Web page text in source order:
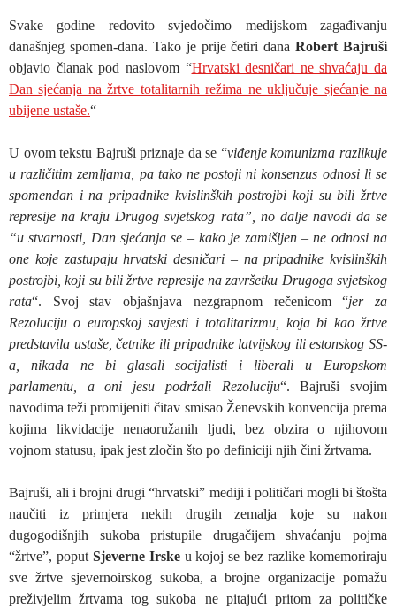
Svake godine redovito svjedočimo medijskom zagađivanju
današnjeg spomen-dana. Tako je prije četiri danaRobert Bajruši
objavio članak pod naslovom “Hrvatski desničari ne shvaćaju da
Dan sjećanja na žrtve totalitarnih režima ne uključuje sjećanje na
ubijene ustaše.“
U ovom tekstu Bajruši priznaje da se “viđenje komunizma razlikuje
u različitim zemljama, pa tako ne postoji ni konsenzus odnosi li se
spomendan i na pripadnike kvislinških postrojbi koji su bili žrtve
represije na kraju Drugog svjetskog rata”, no dalje navodi da se
“u stvarnosti, Dan sjećanja se – kako je zamišljen – ne odnosi na
one koje zastupaju hrvatski desničari – na pripadnike kvislinških
postrojbi, koji su bili žrtve represije na završetku Drugoga svjetskog
rata“. Svoj stav objašnjava nezgrapnom rečenicom “jer za
Rezoluciju o europskoj savjesti i totalitarizmu, koja bi kao žrtve
predstavila ustaše, četnike ili pripadnike latvijskog ili estonskog SS-
a, nikada ne bi glasali socijalisti i liberali u Europskom
parlamentu, a oni jesu podržali Rezoluciju“. Bajruši svojim
navodima teži promijeniti čitav smisao Ženevskih konvencija prema
kojima likvidacije nenaoružanih ljudi, bez obzira o njihovom
vojnom statusu, ipak jest zločin što po definiciji njih čini žrtvama.
Bajruši, ali i brojni drugi “hrvatski” mediji i političari mogli bi štošta
naučiti iz primjera nekih drugih zemalja koje su nakon
dugogodišnjih sukoba pristupile drugačijem shvaćanju pojma
“žrtve”, poput Sjeverne Irskeu kojoj se bez razlike komemoriraju
sve žrtve sjevernoirskog sukoba, a brojne organizacije pomažu
preživjelim žrtvama tog sukoba ne pitajući pritom za političke